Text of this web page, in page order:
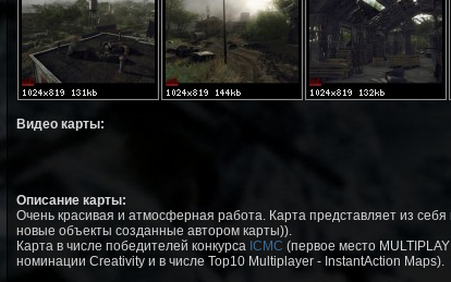
Видео карты:
Описание карты:
Очень красивая и атмосферная работа. Карта представляет из
новые объекты созданные автором карты)).
Карта в числе победителей конкурса ICMC (первое место
номинации Creativity и в числе Top10 Multiplayer - InstantAction Maps).